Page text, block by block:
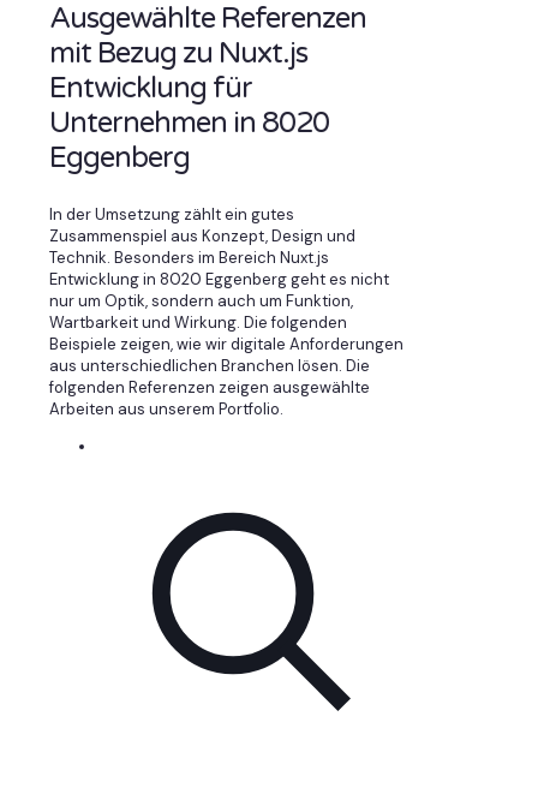
Ausgewählte Referenzen
mit Bezug zu Nuxt.js
Entwicklung für
Unternehmen in 8020
Eggenberg
In der Umsetzung zählt ein gutes
Zusammenspiel aus Konzept, Design und
Technik. Besonders im Bereich Nuxt.js
Entwicklung in 8020 Eggenberg geht es nicht
nur um Optik, sondern auch um Funktion,
Wartbarkeit und Wirkung. Die folgenden
Beispiele zeigen, wie wir digitale Anforderungen
aus unterschiedlichen Branchen lösen. Die
folgenden Referenzen zeigen ausgewählte
Arbeiten aus unserem Portfolio.